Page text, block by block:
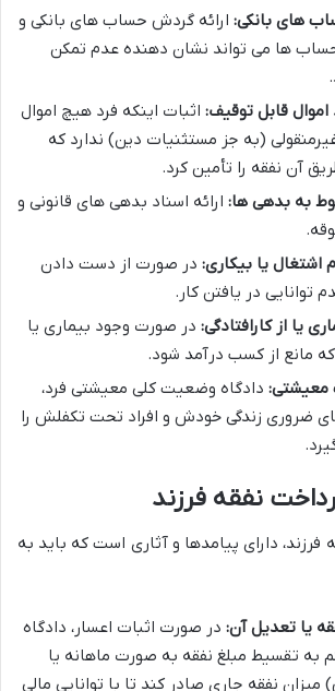
های بانکی: ارائه گردش حساب های بانکی و
ها می تواند نشان دهنده عدم تمکن
قابل توقیف: اثبات اینکه فرد هیچ اموال
(به جز مستثنیات دین) ندارد که
آن نفقه را تأمین کرد.
به بدهی ها: ارائه اسناد بدهی های قانونی و
اشتغال یا بیکاری: در صورت از دست دادن
توانایی در یافتن کار.
یا از کارافتادگی: در صورت وجود بیماری یا
که مانع از کسب درآمد شود.
معیشتی: دادگاه وضعیت کلی معیشتی فرد،
ضروری زندگی خودش و افراد تحت تکفلش را
نفقه فرزند
فرزند، دارای پیامدها و آثاری است که باید به
یا تعدیل آن: در صورت اثبات اعسار، دادگاه
تقسیط مبلغ نفقه به صورت ماهانه یا
نفقه جاری صادر کند تا با توانایی مالی